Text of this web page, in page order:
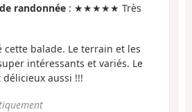
randonnée : ★★★★★ Très
cette balade. Le terrain et les
intéressants et variés. Le
aussi !!!